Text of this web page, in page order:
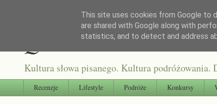
Qultura słowa
Kultura słowa pisanego. Kultura podróżowania.
Recenzje Lifestyle Podróże Konkursy
This site uses cookies from Google to
are shared with Google along with
statistics, and to detect and address